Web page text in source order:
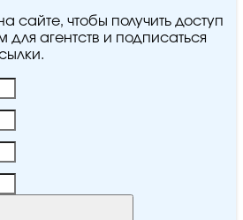
сайте, чтобы получить доступ
для агентств и подписаться